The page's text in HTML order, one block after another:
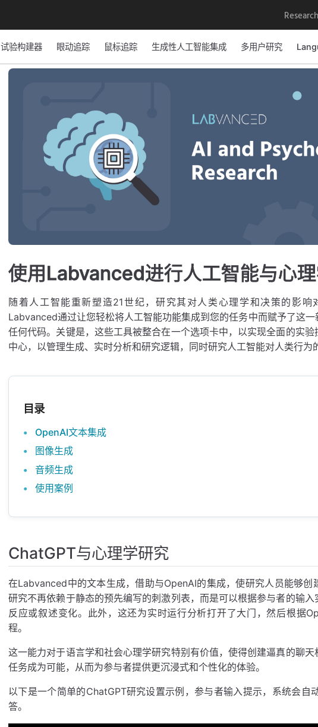
Research
试验构建器 眼动追踪 鼠标追踪 生成性人工智能集成 多用户研究
使用Labvanced进行人工智能与心
随着人工智能重新塑造21世纪，研究其对人类心理学和决策的影响
Labvanced通过让您轻松将人工智能功能集成到您的任务中而赋予了这
任何代码。关键是，这些工具被整合在一个选项卡中，以实现全面的实
中心，以管理生成、实时分析和研究逻辑，同时研究人工智能对人类行为
目录
OpenAI文本集成
图像生成
音频生成
使用案例
ChatGPT与心理学研究
在Labvanced中的文本生成，借助与OpenAI的集成，使研究人员能够创
研究不再依赖于静态的预先编写的刺激列表，而是可以根据参与者的输
反应或叙述变化。此外，这还为实时运行分析打开了大门，然后根据
程。
这一能力对于语言学和社会心理学研究特别有价值，使得创建逼真的聊
任务成为可能，从而为参与者提供更沉浸式和个性化的体验。
以下是一个简单的ChatGPT研究设置示例，参与者输入提示，系统会自
答。